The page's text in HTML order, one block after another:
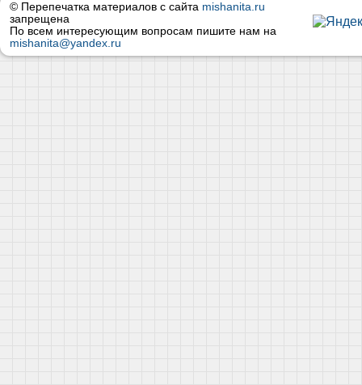
© Перепечатка материалов с сайта mishanita.ru
запрещена
По всем интересующим вопросам пишите нам на
mishanita@yandex.ru